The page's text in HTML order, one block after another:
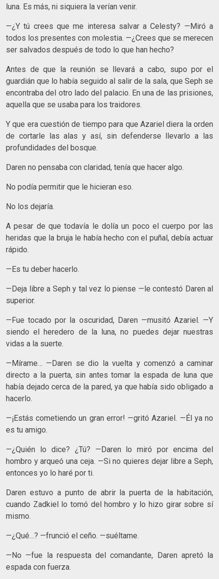
luna. Es más, ni siquiera la verían venir.
—¿Y tú crees que me interesa salvar a Celesty? —Miró a
todos los presentes con molestia. —¿Crees que se merecen
ser salvados después de todo lo que han hecho?
Antes de que la reunión se llevará a cabo, supo por el
guardián que lo había seguido al salir de la sala, que Seph se
encontraba del otro lado del palacio. En una de las prisiones,
aquella que se usaba para los traidores.
Y que era cuestión de tiempo para que Azariel diera la orden
de cortarle las alas y así, sin defenderse llevarlo a las
profundidades del bosque.
Daren no pensaba con claridad, tenía que hacer algo.
No podía permitir que le hicieran eso.
No los dejaría.
A pesar de que todavía le dolía un poco el cuerpo por las
heridas que la bruja le había hecho con el puñal, debía actuar
rápido.
—Es tu deber hacerlo.
—Deja libre a Seph y tal vez lo piense —le contestó Daren al
superior.
—Fue tocado por la oscuridad, Daren —musitó Azariel. —Y
siendo el heredero de la luna, no puedes dejar nuestras
vidas a la suerte.
—Mírame… —Daren se dio la vuelta y comenzó a caminar
directo a la puerta, sin antes tomar la espada de luna que
había dejado cerca de la pared, ya que había sido obligado a
hacerlo.
—¡Estás cometiendo un gran error! —gritó Azariel. —Él ya no
es tu amigo.
—¿Quién lo dice? ¿Tú? —Daren lo miró por encima del
hombro y arqueó una ceja. —Si no quieres dejar libre a Seph,
entonces yo lo haré por ti.
Daren estuvo a punto de abrir la puerta de la habitación,
cuando Zadkiel lo tomó del hombro y lo hizo girar sobre sí
mismo.
—¿Qué…? —frunció el ceño. —suéltame.
—No —fue la respuesta del comandante, Daren apretó la
espada con fuerza.